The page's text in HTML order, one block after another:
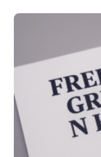
durchgeführt
Antworten von
Ergebnis:
über 50 Jahre
bereits